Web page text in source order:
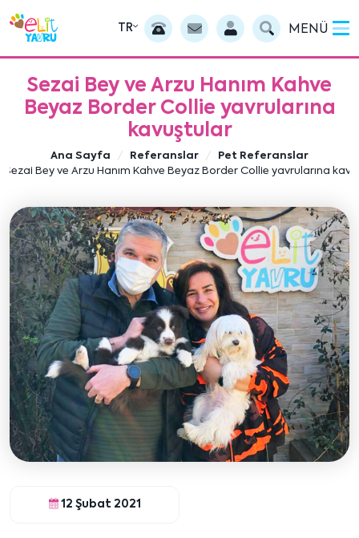
TR MENÜ
Sezai Bey ve Arzu Hanım Kahve
Beyaz Border Collie yavrularına
kavuştular
Ana Sayfa Referanslar
Pet Referanslar
Sezai Bey ve Arzu Hanım Kahve Beyaz Border Collie yavrularına
12 Şubat 2021